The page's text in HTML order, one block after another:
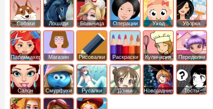
Собаки Лошади Больница Операции Уход Уборка
Парикмахер Магазин Рисовалки Раскраски Кулинария Переделки
Салон Смурфики Русалки Дочки Новогодние Тесты